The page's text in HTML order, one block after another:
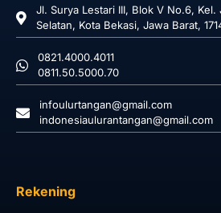
Jl. Surya Lestari III, Blok V No.6, Kel.
Selatan, Kota Bekasi, Jawa Barat,
0821.4000.4011
0811.50.5000.70
infoulurtangan@gmail.com
indonesiaulurantangan@gmail.com
Rekening